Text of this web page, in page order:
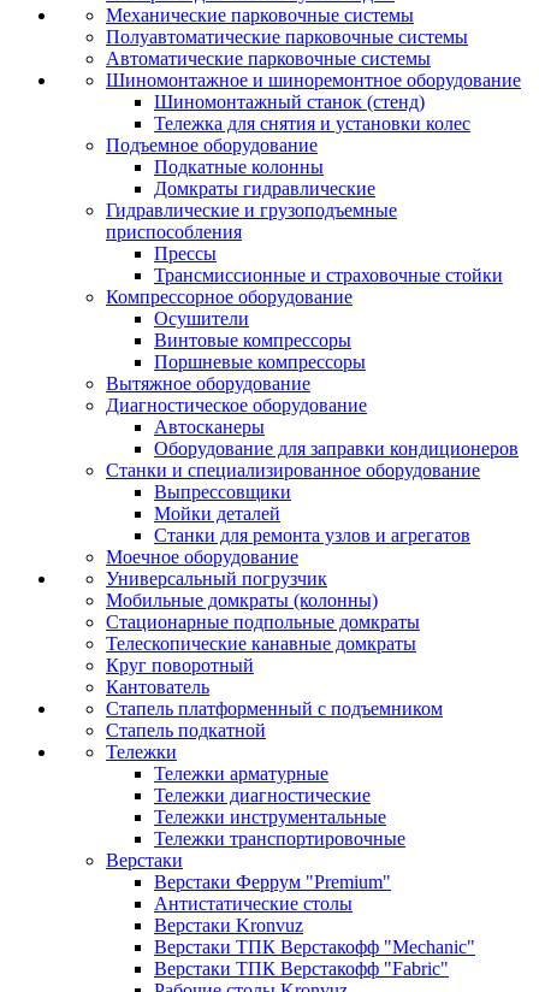
Механические парковочные системы
Полуавтоматические парковочные системы
Автоматические парковочные системы
Шиномонтажное и шиноремонтное оборудование
Шиномонтажный станок (стенд)
Тележка для снятия и установки колес
Подъемное оборудование
Подкатные колонны
Домкраты гидравлические
Гидравлические и грузоподъемные
приспособления
Прессы
Трансмиссионные и страховочные стойки
Компрессорное оборудование
Осушители
Винтовые компрессоры
Поршневые компрессоры
Вытяжное оборудование
Диагностическое оборудование
Автосканеры
Оборудование для заправки кондиционеров
Станки и специализированное оборудование
Выпрессовщики
Мойки деталей
Станки для ремонта узлов и агрегатов
Моечное оборудование
Универсальный погрузчик
Мобильные домкраты (колонны)
Стационарные подпольные домкраты
Телескопические канавные домкраты
Круг поворотный
Кантователь
Стапель платформенный с подъемником
Стапель подкатной
Тележки
Тележки арматурные
Тележки диагностические
Тележки инструментальные
Тележки транспортировочные
Верстаки
Верстаки Феррум "Premium"
Антистатические столы
Верстаки Kronvuz
Верстаки ТПК Верстакофф "Mechanic"
Верстаки ТПК Верстакофф "Fabric"